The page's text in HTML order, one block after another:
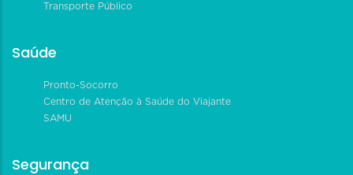
Transporte Público
Saúde
Pronto-Socorro
Centro de Atenção à Saúde do Viajante
SAMU
Segurança